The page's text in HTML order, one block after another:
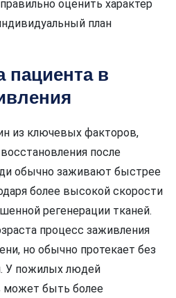
оценить характер
план
пациента в
из ключевых факторов,
после
обычно заживают быстрее
более высокой скорости
регенерации тканей.
процесс заживления
но обычно протекает без
У пожилых людей
может быть более